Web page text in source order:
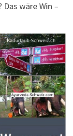
wäre Win –